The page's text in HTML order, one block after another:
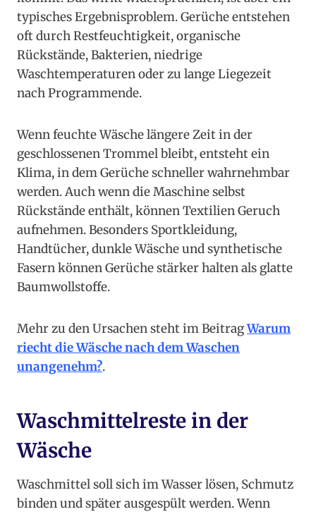
typisches Ergebnisproblem. Gerüche entstehen
oft durch Restfeuchtigkeit, organische
Rückstände, Bakterien, niedrige
Waschtemperaturen oder zu lange Liegezeit
nach Programmende.
Wenn feuchte Wäsche längere Zeit in der
geschlossenen Trommel bleibt, entsteht ein
Klima, in dem Gerüche schneller wahrnehmbar
werden. Auch wenn die Maschine selbst
Rückstände enthält, können Textilien Geruch
aufnehmen. Besonders Sportkleidung,
Handtücher, dunkle Wäsche und synthetische
Fasern können Gerüche stärker halten als glatte
Baumwollstoffe.
Mehr zu den Ursachen steht im BeitragWarum
riecht die Wäsche nach dem Waschen
unangenehm?.
Waschmittelreste in der
Wäsche
Waschmittel soll sich im Wasser lösen, Schmutz
binden und später ausgespült werden. Wenn